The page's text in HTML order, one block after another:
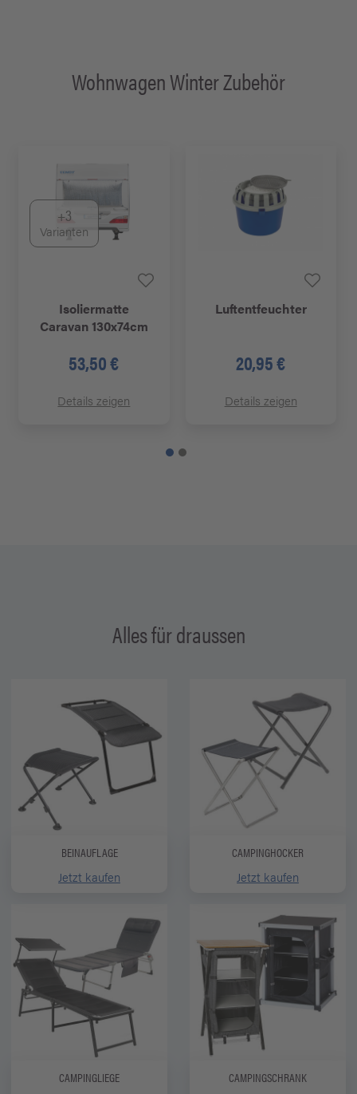
Wohnwagen Winter Zubehör
+3
Varianten
Isoliermatte
Caravan 130x74cm
53,50 €
Details zeigen
Luftentfeuchter
20,95 €
Details zeigen
Alles für draussen
BEINAUFLAGE
Jetzt kaufen
CAMPINGHOCKER
Jetzt kaufen
CAMPINGLIEGE
CAMPINGSCHRANK